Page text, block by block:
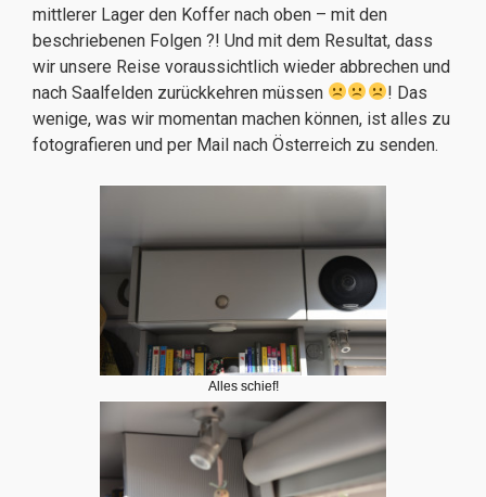
mittlerer Lager den Koffer nach oben – mit den
beschriebenen Folgen ?! Und mit dem Resultat, dass
wir unsere Reise voraussichtlich wieder abbrechen und
nach Saalfelden zurückkehren müssen
! Das
wenige, was wir momentan machen können, ist alles zu
fotografieren und per Mail nach Österreich zu senden.
Alles schief!